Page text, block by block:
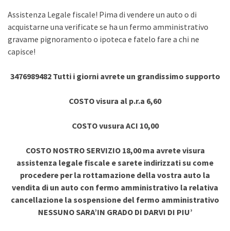
Assistenza Legale fiscale! Pima di vendere un auto o di
acquistarne una verificate se ha un fermo amministrativo
gravame pignoramento o ipoteca e fatelo fare a chi ne
capisce!
3476989482 Tutti i giorni avrete un grandissimo supporto
COSTO visura al p.r.a 6,60
COSTO vusura ACI 10,00
COSTO NOSTRO SERVIZIO 18,00 ma avrete visura
assistenza legale fiscale e sarete indirizzati su come
procedere per la rottamazione della vostra auto la
vendita di un auto con fermo amministrativo la relativa
cancellazione la sospensione del fermo amministrativo
NESSUNO SARA’IN GRADO DI DARVI DI PIU’